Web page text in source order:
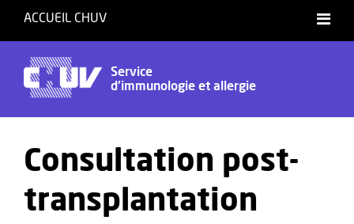
ACCUEIL CHUV
Service
d'immunologie et allergie
Consultation post-
transplantation